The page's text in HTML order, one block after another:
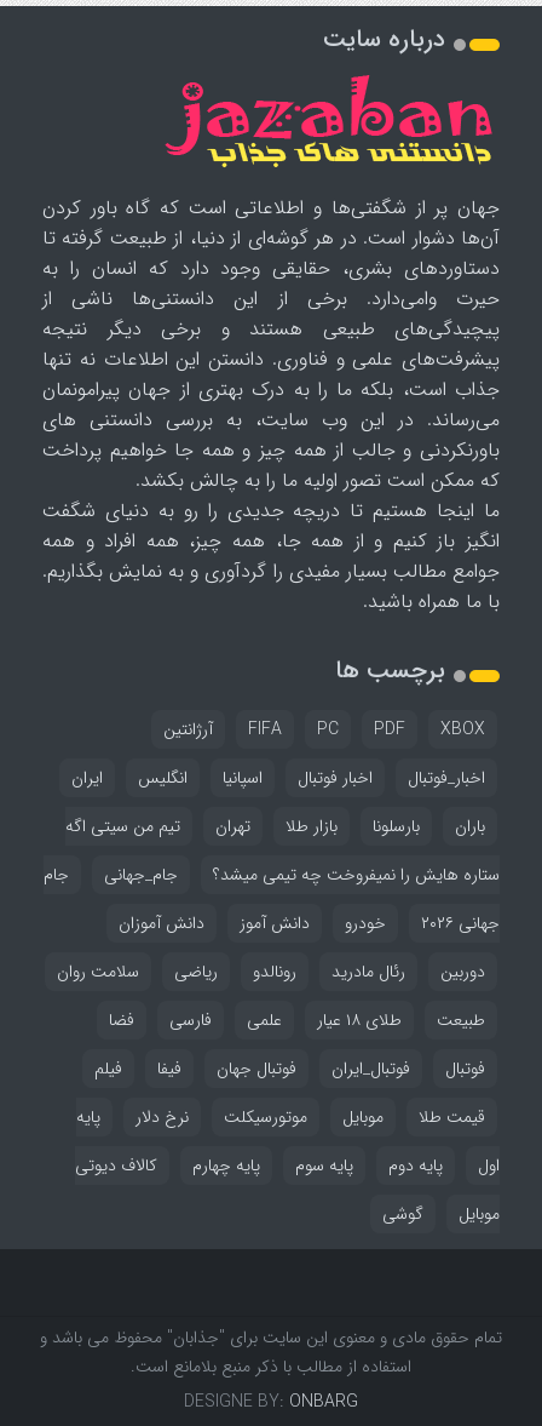
درباره سایت
جهان پر از شگفتی‌ها و اطلاعاتی است که گاه باور کردن
آن‌ها دشوار است. در هر گوشه‌ای از دنیا، از طبیعت گرفته تا
دستاوردهای بشری، حقایقی وجود دارد که انسان را به
حیرت وامی‌دارد. برخی از این دانستنی‌ها ناشی از
پیچیدگی‌های طبیعی هستند و برخی دیگر نتیجه
پیشرفت‌های علمی و فناوری. دانستن این اطلاعات نه تنها
جذاب است، بلکه ما را به درک بهتری از جهان پیرامونمان
می‌رساند. در این وب سایت، به بررسی دانستنی های
باورنکردنی و جالب از همه چیز و همه جا خواهیم پرداخت
که ممکن است تصور اولیه ما را به چالش بکشد.
ما اینجا هستیم تا دریچه جدیدی را رو به دنیای شگفت
انگیز باز کنیم و از همه جا، همه چیز، همه افراد و همه
جوامع مطالب بسیار مفیدی را گردآوری و به نمایش بگذاریم.
با ما همراه باشید.
برچسب ها
FIFA PC PDF XBOX
آرژانتین
اخبار_فوتبال
اخبار فوتبال اسپانیا انگلیس
ایران
باران
بارسلونا بازار طلا تهران
تیم من سیتی اگه
ستاره هایش را نمیفروخت چه تیمی میشد؟
جام_جهانی
جام
جهانی ۲۰۲۶
خودرو دانش آموز
دانش آموزان
دوربین
رئال مادرید رونالدو ریاضی
سلامت روان
طبیعت
طلای ۱۸ عیار علمی فارسی
فضا
فوتبال
فوتبال_ایران فوتبال جهان فیفا
فیلم
قیمت طلا
موبایل موتورسیکلت نرخ دلار
پایه
اول
پایه دوم پایه سوم پایه چهارم
کالاف دیوتی
موبایل
گوشی
تمام حقوق مادی و معنوی این سایت برای "جذابان" محفوظ می باشد و
استفاده از مطالب با ذکر منبع بلامانع است.
DESIGNE BY: ONBARG